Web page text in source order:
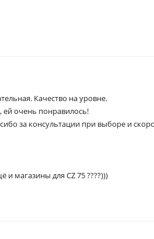
Качество на уровне.
ей очень понравилось!
за консультации при выборе и
и магазины для CZ 75 ????)))